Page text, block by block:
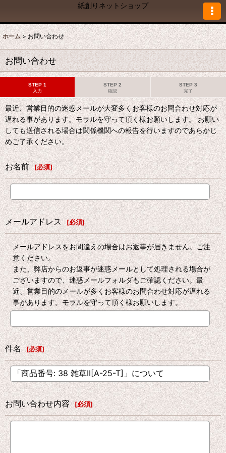
紙創りネットショップ
ホーム > お問い合わせ
お問い合わせ
STEP 1
入力
STEP 2
確認
STEP 3
完了
最近、営業目的の迷惑メールが大変多くお客様のお問合わせ対応が
遅れる事があります。モラルを守って頂く様お願いします。 お願い
しても送信される場合は関係機関への報告を行いますのであらかじ
めご了承ください。
お名前 [必須]
メールアドレス [必須]
メールアドレスをお間違えの場合はお返事が届きません。ご注
意ください。
また、弊店からのお返事が迷惑メールとして処理される場合が
ございますので、迷惑メールフォルダもご確認ください。最
近、営業目的のメールが多くお客様のお問合わせ対応が遅れる
事があります。モラルを守って頂く様お願いします。
件名 [必須]
お問い合わせ内容 [必須]